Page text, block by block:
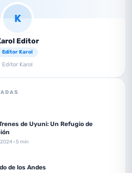
K
Editor
Editor Karol
Editor Karol
de Uyuni: Un Refugio de
· 5 min
de los Andes